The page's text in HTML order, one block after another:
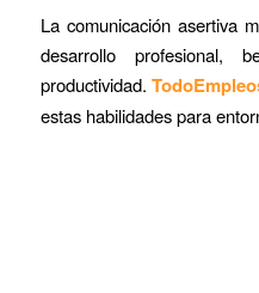
La comunicación asertiva
desarrollo profesional,
productividad.
estas habilidades para